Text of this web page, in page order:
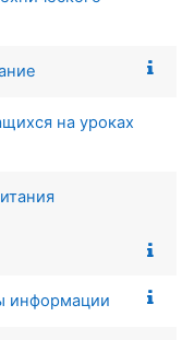
на уроках
информации